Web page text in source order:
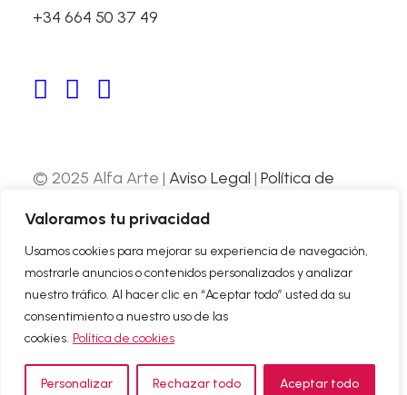
Valoramos tu privacidad
Usamos cookies para mejorar su experiencia de navegación,
mostrarle anuncios o contenidos personalizados y analizar
nuestro tráfico. Al hacer clic en “Aceptar todo” usted da su
consentimiento a nuestro uso de las
cookies. Política de cookies
Personalizar Rechazar todo Aceptar todo
+34 664 50 37 49
ARCO ART FAIR
© 2025 Alfa Arte | Aviso Legal | Política de
desarrollada por
ABOUT US
CONTACT